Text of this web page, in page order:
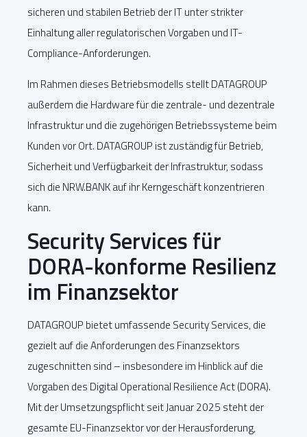
sicheren und stabilen Betrieb der IT unter strikter
Einhaltung aller regulatorischen Vorgaben und IT-
Compliance-Anforderungen.
Im Rahmen dieses Betriebsmodells stellt DATAGROUP
außerdem die Hardware für die zentrale- und dezentrale
Infrastruktur und die zugehörigen Betriebssysteme beim
Kunden vor Ort. DATAGROUP ist zuständig für Betrieb,
Sicherheit und Verfügbarkeit der Infrastruktur, sodass
sich die NRW.BANK auf ihr Kerngeschäft konzentrieren
kann.
Security Services für
DORA-konforme Resilienz
im Finanzsektor
DATAGROUP bietet umfassende Security Services, die
gezielt auf die Anforderungen des Finanzsektors
zugeschnitten sind – insbesondere im Hinblick auf die
Vorgaben des Digital Operational Resilience Act (DORA).
Mit der Umsetzungspflicht seit Januar 2025 steht der
gesamte EU-Finanzsektor vor der Herausforderung,